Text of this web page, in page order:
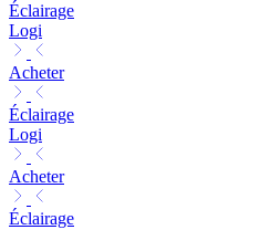
Éclairage
Logi
Acheter
Éclairage
Logi
Acheter
Éclairage